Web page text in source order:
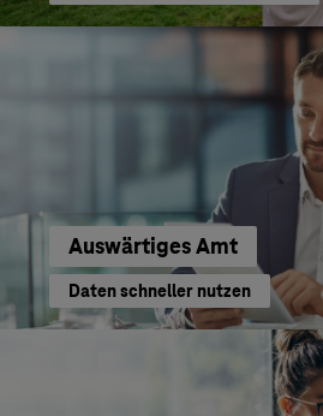
Auswärtiges Amt
Daten schneller nutzen